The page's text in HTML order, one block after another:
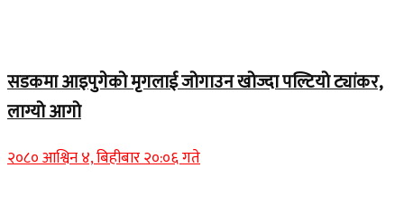
सडकमा आइपुगेको मृगलाई जोगाउन खोज्दा पल्टियो ट्यांकर,
लाग्यो आगो
२०८० आश्विन ४, बिहीबार २०:०६ गते